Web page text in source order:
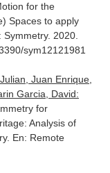
for the
Spaces to apply
Symmetry. 2020.
sym12121981
Juan Enrique,
Garcia, David:
for
Analysis of
En: Remote